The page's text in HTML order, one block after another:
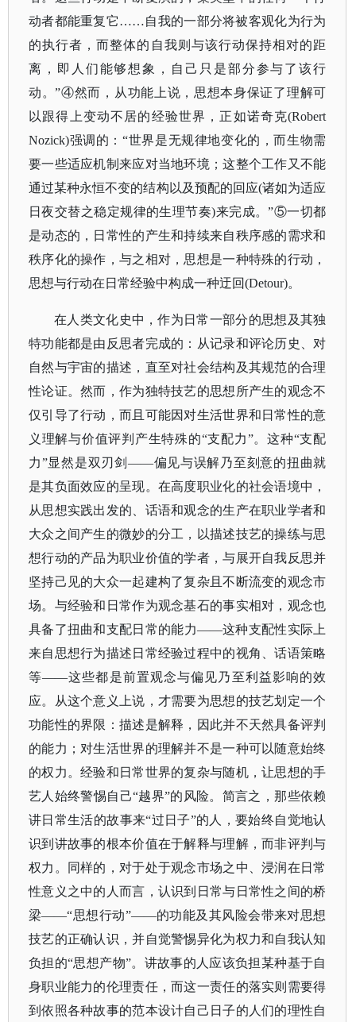
动者都能重复它……自我的一部分将被客观化为行为
的执行者，而整体的自我则与该行动保持相对的距
离，即人们能够想象，自己只是部分参与了该行
动。”④然而，从功能上说，思想本身保证了理解可
以跟得上变动不居的经验世界，正如诺奇克(Robert
Nozick)强调的：“世界是无规律地变化的，而生物需
要一些适应机制来应对当地环境；这整个工作又不能
通过某种永恒不变的结构以及预配的回应(诸如为适应
日夜交替之稳定规律的生理节奏)来完成。”⑤一切都
是动态的，日常性的产生和持续来自秩序感的需求和
秩序化的操作，与之相对，思想是一种特殊的行动，
思想与行动在日常经验中构成一种迂回(Detour)。
在人类文化史中，作为日常一部分的思想及其独
特功能都是由反思者完成的：从记录和评论历史、对
自然与宇宙的描述，直至对社会结构及其规范的合理
性论证。然而，作为独特技艺的思想所产生的观念不
仅引导了行动，而且可能因对生活世界和日常性的意
义理解与价值评判产生特殊的“支配力”。这种“支配
力”显然是双刃剑——偏见与误解乃至刻意的扭曲就
是其负面效应的呈现。在高度职业化的社会语境中，
从思想实践出发的、话语和观念的生产在职业学者和
大众之间产生的微妙的分工，以描述技艺的操练与思
想行动的产品为职业价值的学者，与展开自我反思并
坚持己见的大众一起建构了复杂且不断流变的观念市
场。与经验和日常作为观念基石的事实相对，观念也
具备了扭曲和支配日常的能力——这种支配性实际上
来自思想行为描述日常经验过程中的视角、话语策略
等——这些都是前置观念与偏见乃至利益影响的效
应。从这个意义上说，才需要为思想的技艺划定一个
功能性的界限：描述是解释，因此并不天然具备评判
的能力；对生活世界的理解并不是一种可以随意始终
的权力。经验和日常世界的复杂与随机，让思想的手
艺人始终警惕自己“越界”的风险。简言之，那些依赖
讲日常生活的故事来“过日子”的人，要始终自觉地认
识到讲故事的根本价值在于解释与理解，而非评判与
权力。同样的，对于处于观念市场之中、浸润在日常
性意义之中的人而言，认识到日常与日常性之间的桥
梁——“思想行动”——的功能及其风险会带来对思想
技艺的正确认识，并自觉警惕异化为权力和自我认知
负担的“思想产物”。讲故事的人应该负担某种基于自
身职业能力的伦理责任，而这一责任的落实则需要得
到依照各种故事的范本设计自己日子的人们的理性自